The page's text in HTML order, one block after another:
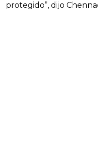
protegido”, dijo